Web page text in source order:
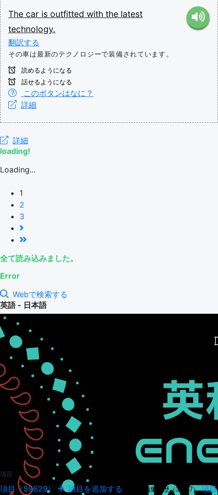
The car is outfitted with the latest
technology.
翻訳する
その車は最新のテクノロジーで装備されています。
読めるようになる
話せるようになる
このボタンはなに？
詳細
詳細
loading!
Loading...
1
2
3
全て読み込みました。
Error
Webで検索する
英語 - 日本語
項目
項目（59629） 項目を追加する 項目の編集履歴（34947） 項目